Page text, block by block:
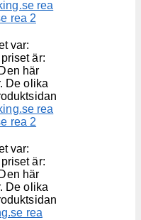
var:
är:
Den här
De olika
var:
är:
Den här
De olika